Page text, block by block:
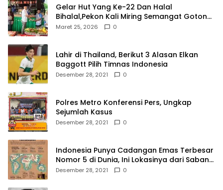
Gelar Hut Yang Ke-22 Dan Halal
Bihalal,Pekon Kali Miring Semangat Gotong
Royong
Maret 25, 2026 0
Lahir di Thailand, Berikut 3 Alasan Elkan
Baggott Pilih Timnas Indonesia
Desember 28, 2021 0
Polres Metro Konferensi Pers, Ungkap
Sejumlah Kasus
Desember 28, 2021 0
Indonesia Punya Cadangan Emas Terbesar
Nomor 5 di Dunia, Ini Lokasinya dari Sabang
hingga Merauke
Desember 28, 2021 0